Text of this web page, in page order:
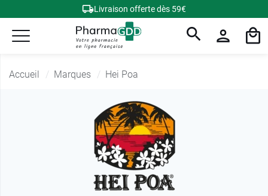
Livraison offerte dès 59€
Accueil Marques Hei Poa